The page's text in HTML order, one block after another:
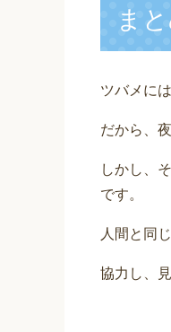
ま
ツバメに
だから、
しかし、
です。
人間と同
協力し、